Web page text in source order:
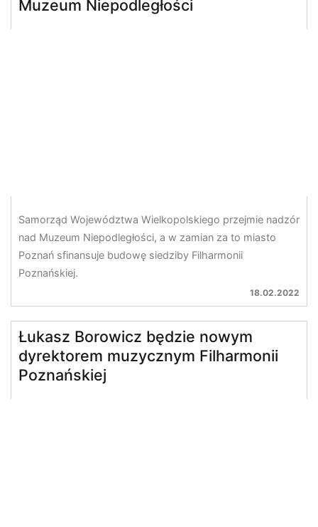
Muzeum Niepodległości
Samorząd Województwa Wielkopolskiego przejmie nadzór
nad Muzeum Niepodległości, a w zamian za to miasto
Poznań sfinansuje budowę siedziby Filharmonii
Poznańskiej.
18.02.2022
Łukasz Borowicz będzie nowym
dyrektorem muzycznym Filharmonii
Poznańskiej